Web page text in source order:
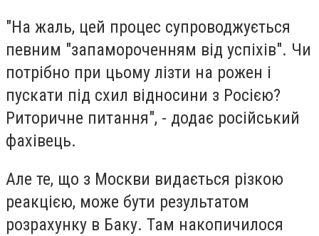
"На жаль, цей процес супроводжується
певним "запамороченням від успіхів". Чи
потрібно при цьому лізти на рожен і
пускати під схил відносини з Росією?
Риторичне питання", - додає російський
фахівець.
Але те, що з Москви видається різкою
реакцією, може бути результатом
розрахунку в Баку. Там накопичилося